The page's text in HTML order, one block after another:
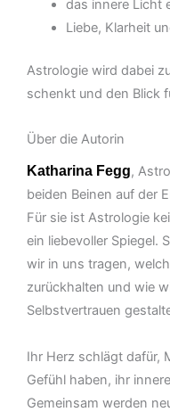
das innere Licht
Liebe, Klarheit
Astrologie wird dabei
schenkt und den Blick
Über die Autorin
Katharina Fegg,
beiden Beinen auf der
Für sie ist Astrologie
ein liebevoller Spiegel.
wir in uns tragen,
zurückhalten und wie
Selbstvertrauen
Ihr Herz schlägt dafür,
Gefühl haben, ihr
Gemeinsam werden